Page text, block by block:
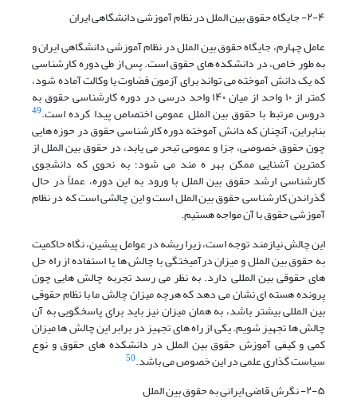
۲-۴- جایگاه حقوق بین الملل در نظام آموزشی دانشگاهی ایران
عامل چهارم، جایگاه حقوق بین الملل در نظام آموزشی دانشگاهی ایران و
به طور خاص، در دانشکده های حقوق است. پس از طی دوره کارشناسی
که یک دانش آموخته می تواند برای آزمون قضاوت یا وکالت آماده شود،
کمتر از ۱۰ واحد از میان ۱۴۰ واحد درسی در دوره کارشناسی حقوق به
دروس مرتبط با حقوق بین الملل عمومی اختصاص پیدا کرده است.49
بنابراین، آنچنان که دانش آموخته دوره کارشناسی حقوق در حوزه هایی
چون حقوق خصوصی، جزا و عمومی تبحر می یابد، در حقوق بین الملل از
کمترین آشنایی ممکن بهر ه مند می شود؛ به نحوی که دانشجوی
کارشناسی ارشد حقوق بین الملل با ورود به این دوره، عملاً در حال
گذراندن کارشناسی حقوق بین الملل است و این چالشی است که در نظام
آموزشی حقوق با آن مواجه هستیم.
این چالش نیازمند توجه است، زیرا ریشه در عوامل پیشین، نگاه حاکمیت
به حقوق بین الملل و میزان درآمیختگی با چالش ها یا استفاده از راه حل
های حقوقی بین المللی دارد. به نظر می رسد تجربه چالش هایی چون
پرونده هسته ای نشان می دهد که هرچه میزان چالش ما با نظام حقوقی
بین المللی بیشتر باشد، به همان میزان نیز باید برای پاسخگویی به آن
چالش ها تجهیز شویم. یکی از راه های تجهیز در برابر این چالش ها میزان
کمی و کیفی آموزش حقوق بین الملل در دانشکده های حقوق و نوع
سیاست گذاری علمی در این خصوص می باشد.50
۲-۵- نگرش قاضی ایرانی به حقوق بین الملل